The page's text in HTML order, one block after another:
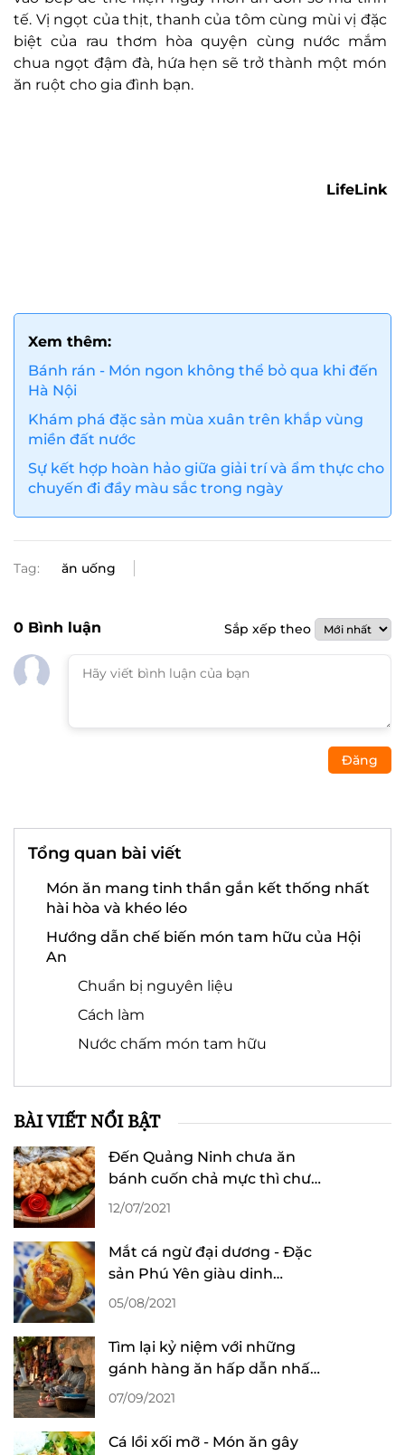
tế. Vị ngọt của thịt, thanh của tôm cùng mùi vị đặc
biệt của rau thơm hòa quyện cùng nước mắm
chua ngọt đậm đà, hứa hẹn sẽ trở thành một món
ăn ruột cho gia đình bạn.
LifeLink
Xem thêm:
Bánh rán - Món ngon không thể bỏ qua khi đến
Hà Nội
Khám phá đặc sản mùa xuân trên khắp vùng
miền đất nước
Sự kết hợp hoàn hảo giữa giải trí và ẩm thực cho
chuyến đi đầy màu sắc trong ngày
Tag: ăn uống
0 Bình luận Sắp xếp theo
Đăng
Tổng quan bài viết
Món ăn mang tinh thần gắn kết thống nhất
hài hòa và khéo léo
Hướng dẫn chế biến món tam hữu của Hội
An
Chuẩn bị nguyên liệu
Cách làm
Nước chấm món tam hữu
BÀI VIẾT NỔI BẬT
Đến Quảng Ninh chưa ăn
bánh cuốn chả mực thì chưa
thể về
12/07/2021
Mắt cá ngừ đại dương - Đặc
sản Phú Yên giàu dinh
dưỡng
05/08/2021
Tìm lại kỷ niệm với những
gánh hàng ăn hấp dẫn nhất
tại Hà Nội
07/09/2021
Cá lồi xối mỡ - Món ăn gây